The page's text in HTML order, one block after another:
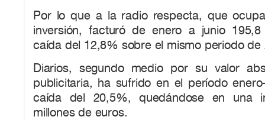
Por lo que a la radio respecta, que
inversión, facturó de enero a junio
caída del 12,8% sobre el mismo periodo de
Diarios, segundo medio por su valor
publicitaria, ha sufrido en el período
caída del 20,5%, quedándose en una
millones de euros.